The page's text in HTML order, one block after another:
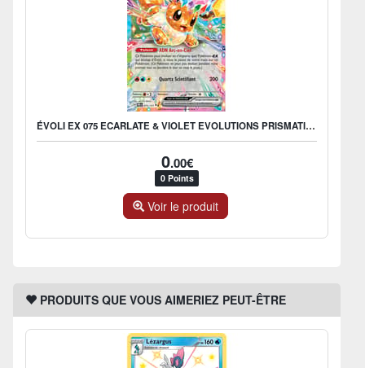
ÉVOLI EX 075 ECARLATE & VIOLET EVOLUTIONS PRISMATIQUES EV085
0.00€
0 Points
Voir le produit
PRODUITS QUE VOUS AIMERIEZ PEUT-ÊTRE